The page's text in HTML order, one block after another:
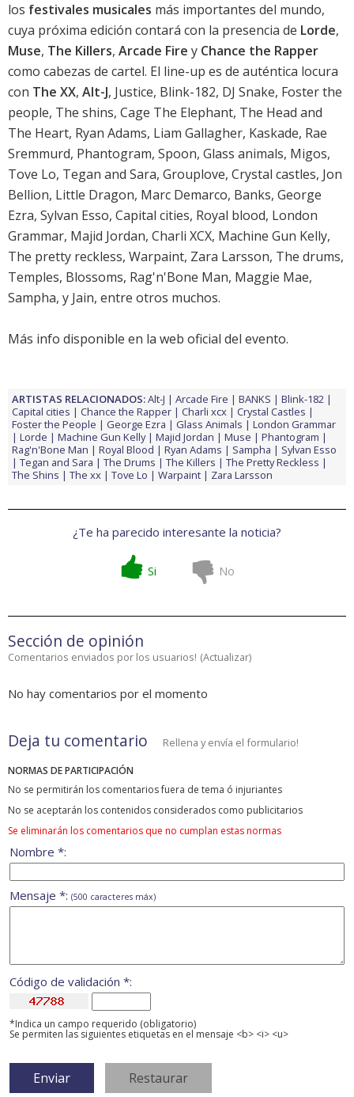
los festivales musicales más importantes del mundo,
cuya próxima edición contará con la presencia de Lorde,
Muse, The Killers, Arcade Fire y Chance the Rapper
como cabezas de cartel. El line-up es de auténtica locura
con The XX, Alt-J, Justice, Blink-182, DJ Snake, Foster the
people, The shins, Cage The Elephant, The Head and
The Heart, Ryan Adams, Liam Gallagher, Kaskade, Rae
Sremmurd, Phantogram, Spoon, Glass animals, Migos,
Tove Lo, Tegan and Sara, Grouplove, Crystal castles, Jon
Bellion, Little Dragon, Marc Demarco, Banks, George
Ezra, Sylvan Esso, Capital cities, Royal blood, London
Grammar, Majid Jordan, Charli XCX, Machine Gun Kelly,
The pretty reckless, Warpaint, Zara Larsson, The drums,
Temples, Blossoms, Rag'n'Bone Man, Maggie Mae,
Sampha, y Jain, entre otros muchos.
Más info disponible en la web oficial del evento.
ARTISTAS RELACIONADOS:Alt-J Arcade Fire BANKS
Blink-182
Capital cities
Chance the Rapper Charli xcx
Crystal Castles
Foster the People
George Ezra Glass Animals
London Grammar
Lorde
Machine Gun Kelly Majid Jordan Muse
Phantogram
Rag'n'Bone Man
Royal Blood Ryan Adams Sampha
Sylvan Esso
Tegan and Sara
The Drums The Killers
The Pretty Reckless
The Shins
The xx Tove Lo Warpaint Zara Larsson
¿Te ha parecido interesante la noticia?
Si No
Sección de opinión
Comentarios enviados por los usuarios! (Actualizar)
No hay comentarios por el momento
Deja tu comentario Rellena y envía el formulario!
NORMAS DE PARTICIPACIÓN
No se permitirán los comentarios fuera de tema ó injuriantes
No se aceptarán los contenidos considerados como publicitarios
Se eliminarán los comentarios que no cumplan estas normas
Nombre *:
Mensaje *: (500 caracteres máx)
Código de validación *:
*Indica un campo requerido (obligatorio)
Se permiten las siguientes etiquetas en el mensaje <b> <i> <u>